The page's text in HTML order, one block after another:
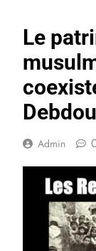
Le
Debdou
Admin